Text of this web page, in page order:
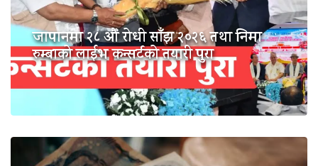
जापानमा २८ औं रोधी साँझ २०२६ तथा निमा
रुम्बाको लाईभ कन्सर्टको तयारी पुरा